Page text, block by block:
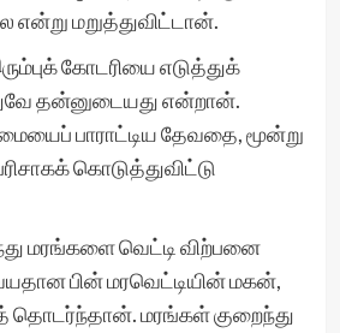
என்று மறுத்துவிட்டான்.
கோடரியை எடுத்துக்
தன்னுடையது என்றான்.
பாராட்டிய தேவதை, மூன்று
கொடுத்துவிட்டு
மரங்களை வெட்டி விற்பனை
பின் மரவெட்டியின் மகன்,
மரங்கள் குறைந்து